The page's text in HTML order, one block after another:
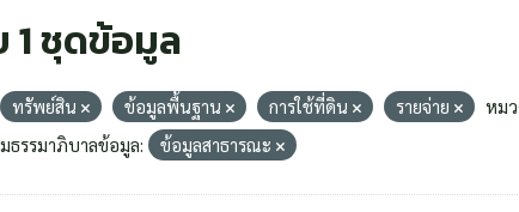
1 ชุดข้อมูล
ทรัพย์สิน ข้อมูลพื้นฐาน การใช้ที่ดิน รายจ่าย
หม
ธรรมาภิบาลข้อมูล:
ข้อมูลสาธารณะ